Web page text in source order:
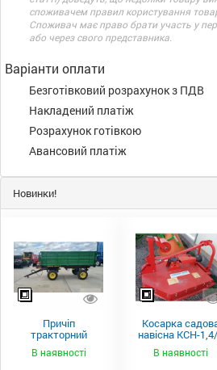
споживачем правил користування
Споживач має право брати участь у
або через свого представника.
Варіанти оплати
Безготівковий розрахунок з ПДВ
Накладений платіж
Розрахунок готівкою
Авансовий платіж
Новинки!
Причіп
тракторний
самоскидний
Spike 2 ПТС-4
В наявності
Косарка
навісна КСН-
В наявності